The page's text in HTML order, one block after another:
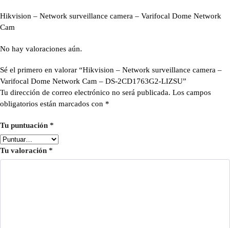
Hikvision – Network surveillance camera – Varifocal Dome Network
Cam
No hay valoraciones aún.
Sé el primero en valorar “Hikvision – Network surveillance camera –
Varifocal Dome Network Cam – DS-2CD1763G2-LIZSU”
Tu dirección de correo electrónico no será publicada. Los campos
obligatorios están marcados con *
Tu puntuación *
Tu valoración *